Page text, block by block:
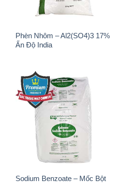
Phèn Nhôm – Al2(SO4)3 17%
Ấn Độ India
Sodium Benzoate – Mốc Bột